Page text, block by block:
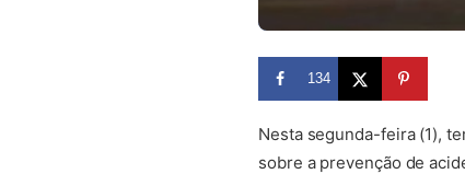
134
Nesta segunda-feira (1),
sobre a prevenção de